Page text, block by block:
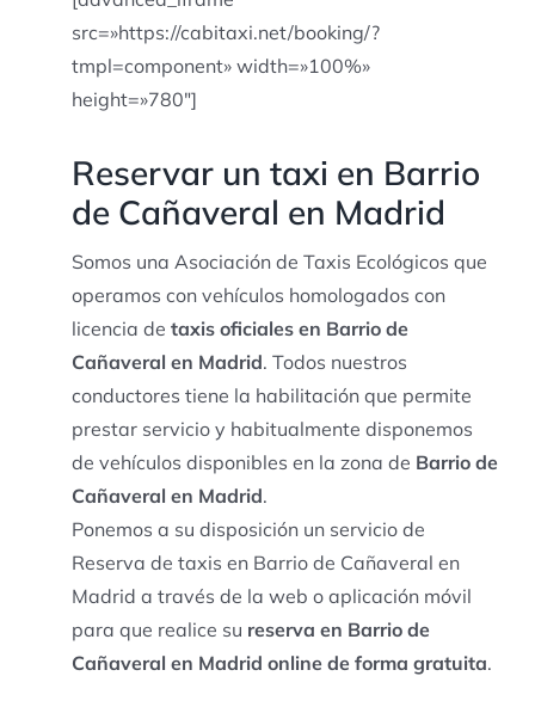
src=»https://cabitaxi.net/booking/?
tmpl=component» width=»100%»
height=»780″]
Reservar un taxi en Barrio
de Cañaveral en Madrid
Somos una Asociación de Taxis Ecológicos que
operamos con vehículos homologados con
licencia de taxis oficiales en Barrio de
Cañaveral en Madrid. Todos nuestros
conductores tiene la habilitación que permite
prestar servicio y habitualmente disponemos
de vehículos disponibles en la zona de Barrio de
Cañaveral en Madrid.
Ponemos a su disposición un servicio de
Reserva de taxis en Barrio de Cañaveral en
Madrid a través de la web o aplicación móvil
para que realice su reserva en Barrio de
Cañaveral en Madrid online de forma gratuita.